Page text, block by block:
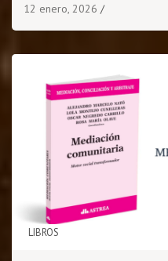
12 enero, 2026
LIBROS